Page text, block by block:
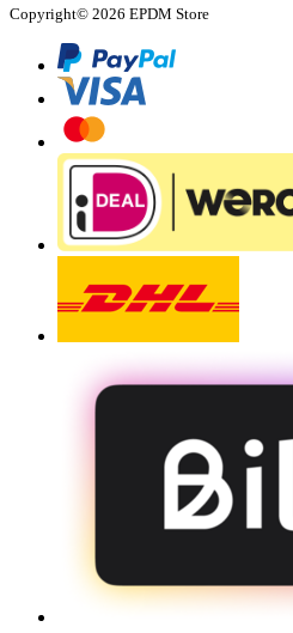
Copyright© 2026 EPDM Store